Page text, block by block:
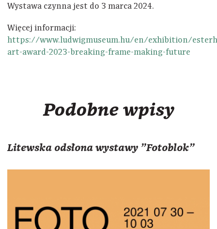
Wystawa czynna jest do 3 marca 2024.
Więcej informacji:
https://www.ludwigmuseum.hu/en/exhibition/
art-award-2023-breaking-frame-making-future
Podobne wpisy
Litewska odsłona wystawy "Fotoblok"